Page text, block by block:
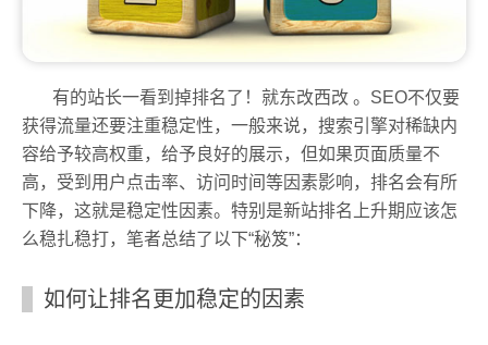
有的站长一看到掉排名了！就东改西改 。SEO不仅要
获得流量还要注重稳定性，一般来说，搜索引擎对稀缺内
容给予较高权重，给予良好的展示，但如果页面质量不
高，受到用户点击率、访问时间等因素影响，排名会有所
下降，这就是稳定性因素。特别是新站排名上升期应该怎
么稳扎稳打，笔者总结了以下“秘笈”：
如何让排名更加稳定的因素